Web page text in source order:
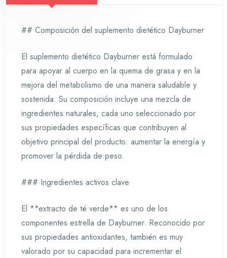
## Composición del suplemento dietético Dayburner
El suplemento dietético Dayburner está formulado
para apoyar al cuerpo en la quema de grasa y en la
mejora del metabolismo de una manera saludable y
sostenida. Su composición incluye una mezcla de
ingredientes naturales, cada uno seleccionado por
sus propiedades específicas que contribuyen al
objetivo principal del producto: aumentar la energía y
promover la pérdida de peso.
### Ingredientes activos clave
El **extracto de té verde** es uno de los
componentes estrella de Dayburner. Reconocido por
sus propiedades antioxidantes, también es muy
valorado por su capacidad para incrementar el